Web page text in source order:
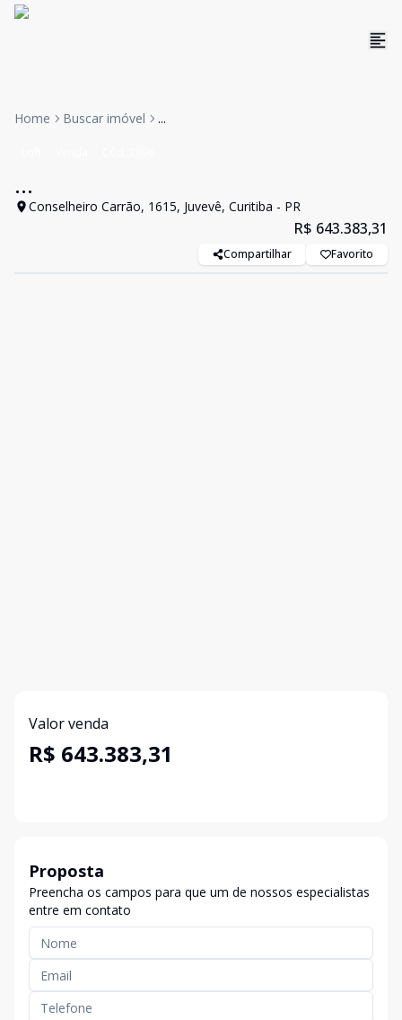
Home Buscar imóvel ...
...
Conselheiro Carrão, 1615, Juvevê, Curitiba - PR
R$ 643.383,31
Compartilhar Favorito
Valor venda
R$ 643.383,31
Proposta
Preencha os campos para que um de nossos especialistas
entre em contato